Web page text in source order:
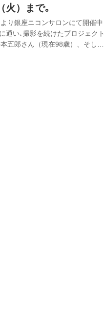
火）まで｡
り銀座ニコンサロンにて開催中
通い､撮影を続けたプロジェクト
五郎さん（現在98歳）、そして